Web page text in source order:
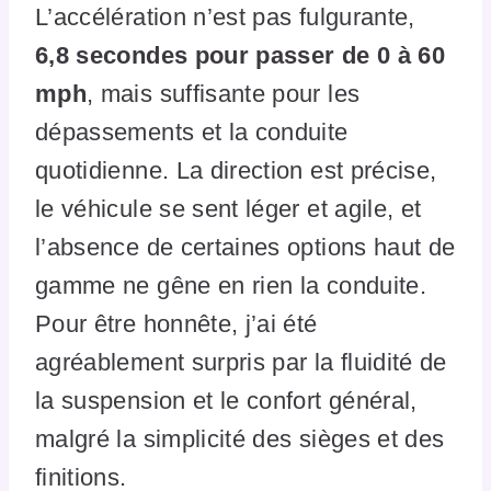
L’accélération n’est pas fulgurante,
6,8 secondes pour passer de 0 à 60
mph, mais suffisante pour les
dépassements et la conduite
quotidienne. La direction est précise,
le véhicule se sent léger et agile, et
l’absence de certaines options haut de
gamme ne gêne en rien la conduite.
Pour être honnête, j’ai été
agréablement surpris par la fluidité de
la suspension et le confort général,
malgré la simplicité des sièges et des
finitions.